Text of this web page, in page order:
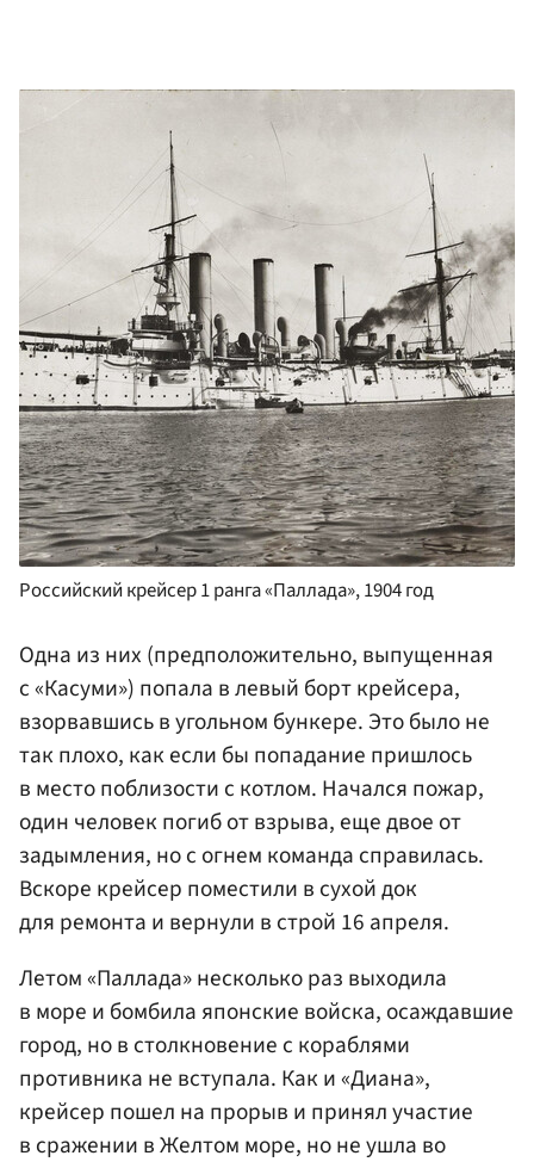
Российский крейсер 1 ранга «Паллада», 1904 год
Одна из них (предположительно, выпущенная
с «Касуми») попала в левый борт крейсера,
взорвавшись в угольном бункере. Это было не
так плохо, как если бы попадание пришлось
в место поблизости с котлом. Начался пожар,
один человек погиб от взрыва, еще двое от
задымления, но с огнем команда справилась.
Вскоре крейсер поместили в сухой док
для ремонта и вернули в строй 16 апреля.
Летом «Паллада» несколько раз выходила
в море и бомбила японские войска, осаждавшие
город, но в столкновение с кораблями
противника не вступала. Как и «Диана»,
крейсер пошел на прорыв и принял участие
в сражении в Желтом море, но не ушла во